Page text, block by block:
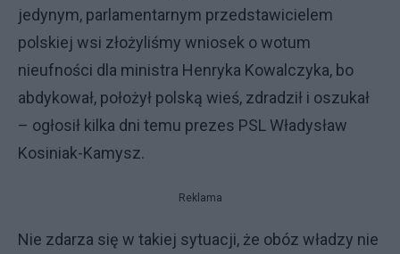
jedynym, parlamentarnym przedstawicielem
polskiej wsi złożyliśmy wniosek o wotum
nieufności dla ministra Henryka Kowalczyka, bo
abdykował, położył polską wieś, zdradził i oszukał
– ogłosił kilka dni temu prezes PSL Władysław
Kosiniak-Kamysz.
Reklama
Nie zdarza się w takiej sytuacji, że obóz władzy nie